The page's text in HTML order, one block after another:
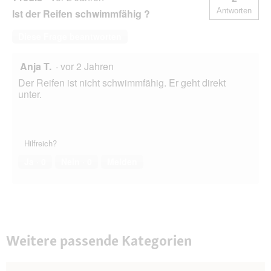
Ist der Reifen schwimmfähig ?
Antworten
Anja T. · vor 2 Jahren
Der Reifen ist nicht schwimmfähig. Er geht direkt
unter.
Hilfreich?
Weitere passende Kategorien